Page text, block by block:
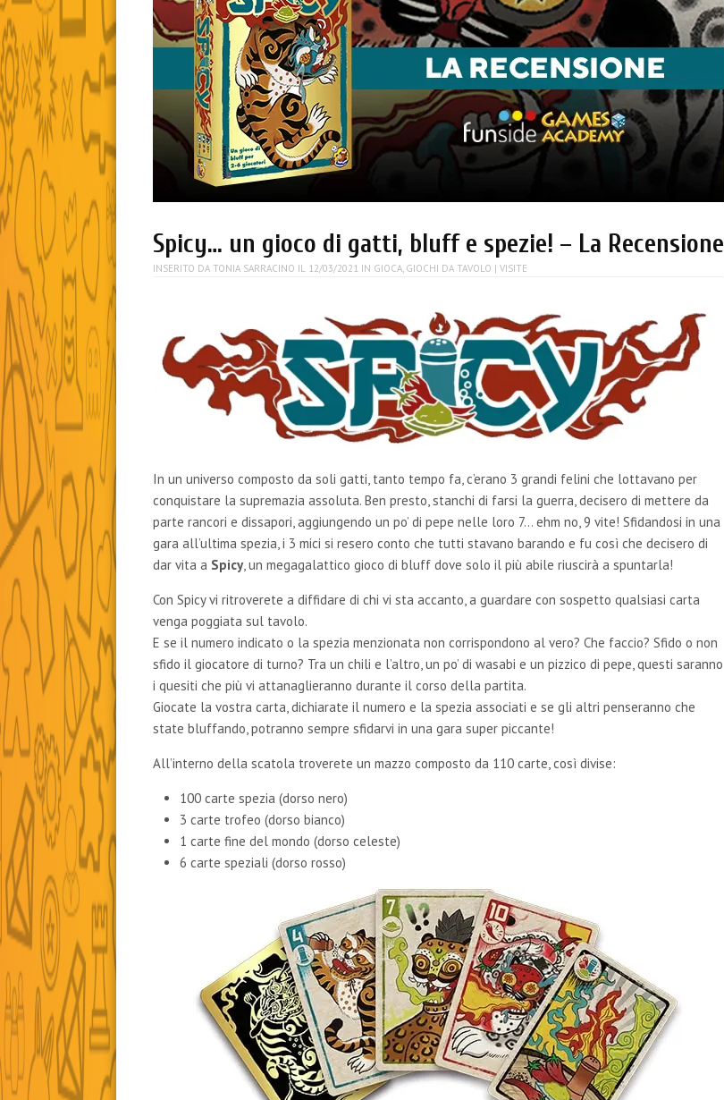
Spicy… un gioco di gatti, bluff e spezie! – La Recensione
INSERITO DA TONIA SARRACINO IL 12/03/2021 IN GIOCA, GIOCHI DA TAVOLO | VISITE
In un universo composto da soli gatti, tanto tempo fa, c’erano 3 grandi felini che lottavano per
conquistare la supremazia assoluta. Ben presto, stanchi di farsi la guerra, decisero di mettere da
parte rancori e dissapori, aggiungendo un po’ di pepe nelle loro 7… ehm no, 9 vite! Sfidandosi in una
gara all’ultima spezia, i 3 mici si resero conto che tutti stavano barando e fu così che decisero di
dar vita a Spicy, un megagalattico gioco di bluff dove solo il più abile riuscirà a spuntarla!
Con Spicy vi ritroverete a diffidare di chi vi sta accanto, a guardare con sospetto qualsiasi carta
venga poggiata sul tavolo.
E se il numero indicato o la spezia menzionata non corrispondono al vero? Che faccio? Sfido o non
sfido il giocatore di turno? Tra un chili e l’altro, un po’ di wasabi e un pizzico di pepe, questi saranno
i quesiti che più vi attanaglieranno durante il corso della partita.
Giocate la vostra carta, dichiarate il numero e la spezia associati e se gli altri penseranno che
state bluffando, potranno sempre sfidarvi in una gara super piccante!
All’interno della scatola troverete un mazzo composto da 110 carte, così divise:
100 carte spezia (dorso nero)
3 carte trofeo (dorso bianco)
1 carte fine del mondo (dorso celeste)
6 carte speziali (dorso rosso)